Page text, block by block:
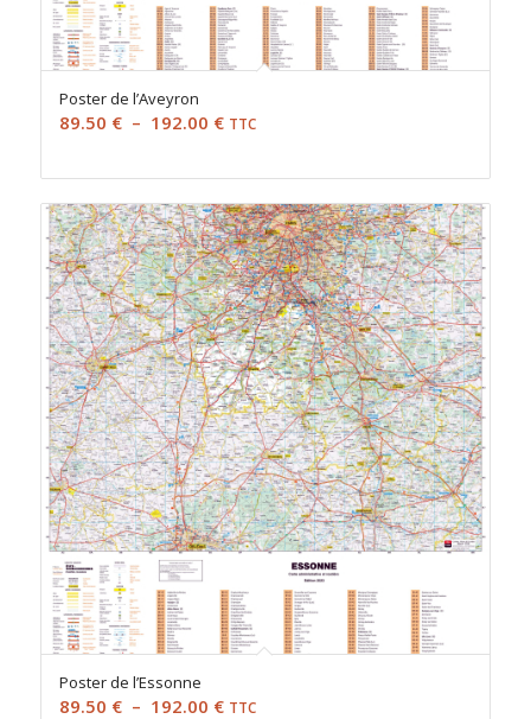
Poster de l’Aveyron
89.50 € – 192.00 €Plage
prix :
89.50 €
à
192.00 €
TTC
Poster de l’Essonne
89.50 € – 192.00 €Plage
TTC